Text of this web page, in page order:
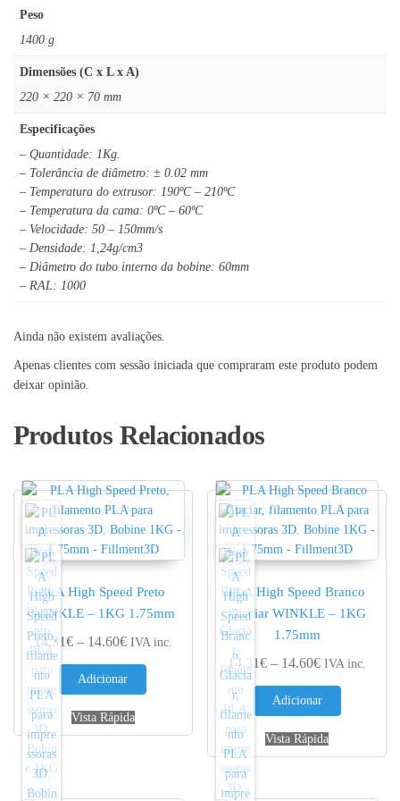
Peso
1400 g
Dimensões (C x L x A)
220 × 220 × 70 mm
Especificações
– Quantidade: 1Kg.
– Tolerância de diâmetro: ± 0.02 mm
– Temperatura do extrusor: 190ºC – 210ºC
– Temperatura da cama: 0ºC – 60ºC
– Velocidade: 50 – 150mm/s
– Densidade: 1,24g/cm3
– Diâmetro do tubo interno da bobine: 60mm
– RAL: 1000
Ainda não existem avaliações.
Apenas clientes com sessão iniciada que compraram este produto podem
deixar opinião.
Produtos Relacionados
PLA High Speed Preto
WINKLE – 1KG 1.75mm
14.31€ – 14.60€Price range: 14.31€ through 14.60€
IVA inc.
Adicionar
Vista Rápida
PLA High Speed Branco
Glaciar WINKLE – 1KG
1.75mm
14.31€ – 14.60€Price range:
IVA inc.
Adicionar
Vista Rápida